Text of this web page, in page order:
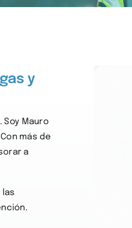
y
Mauro
más de
a
las